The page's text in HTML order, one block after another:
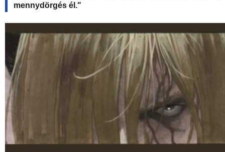
mennydörgés él."